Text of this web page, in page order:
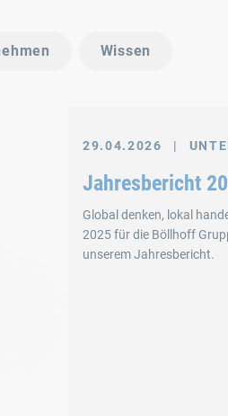
Wissen
29.04.2026 |
Jahresbericht
Global denken, lokal
2025 für die Böllhoff
unserem Jahresbericht.